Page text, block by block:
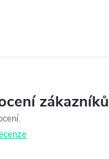
zákazníků